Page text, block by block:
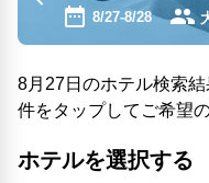
8/27-8/28
8月27日のホテル検索
件をタップしてご希望
ホテルを選択する